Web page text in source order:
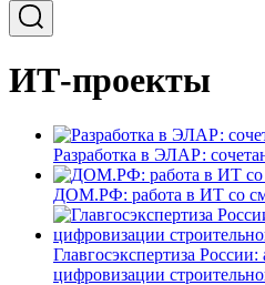
ИТ-проекты
Разработка в ЭЛАР:
ДОМ.РФ: работа в ИТ со
Главгосэкспертиза
цифровизации